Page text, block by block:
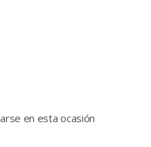
en esta ocasión